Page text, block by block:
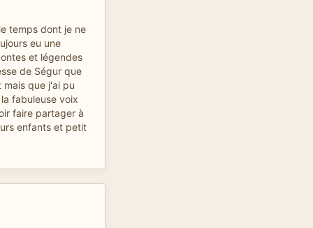
temps dont je ne
eu une
et légendes
de Ségur que
mais que j'ai pu
fabuleuse voix
faire partager à
enfants et petit